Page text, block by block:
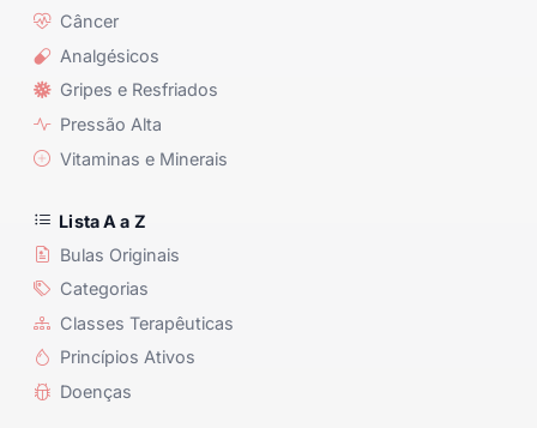
Câncer
Analgésicos
Gripes e Resfriados
Pressão Alta
Vitaminas e Minerais
Lista A a Z
Bulas Originais
Categorias
Classes Terapêuticas
Princípios Ativos
Doenças